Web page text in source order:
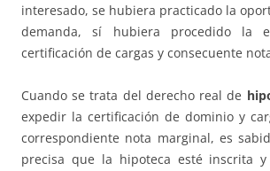
interesado, se hubiera practicado la
demanda, sí hubiera procedido la
certificación de cargas y consecuente
Cuando se trata del derecho real de
expedir la certificación de dominio y
correspondiente nota marginal, es
precisa que la hipoteca esté inscrita